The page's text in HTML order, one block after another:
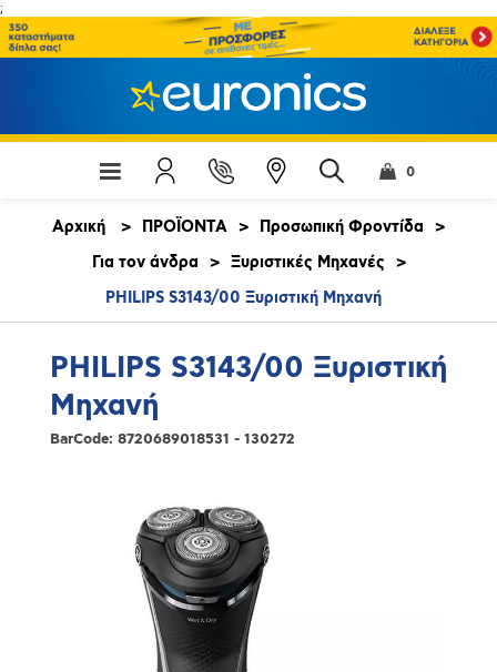
;
0
Αρχική > ΠΡΟΪΟΝΤΑ > Προσωπική Φροντίδα
>
Για τον άνδρα
> Ξυριστικές Μηχανές
>
PHILIPS S3143/00 Ξυριστική Μηχανή
PHILIPS S3143/00 Ξυριστική
Μηχανή
BarCode: 8720689018531 - 130272